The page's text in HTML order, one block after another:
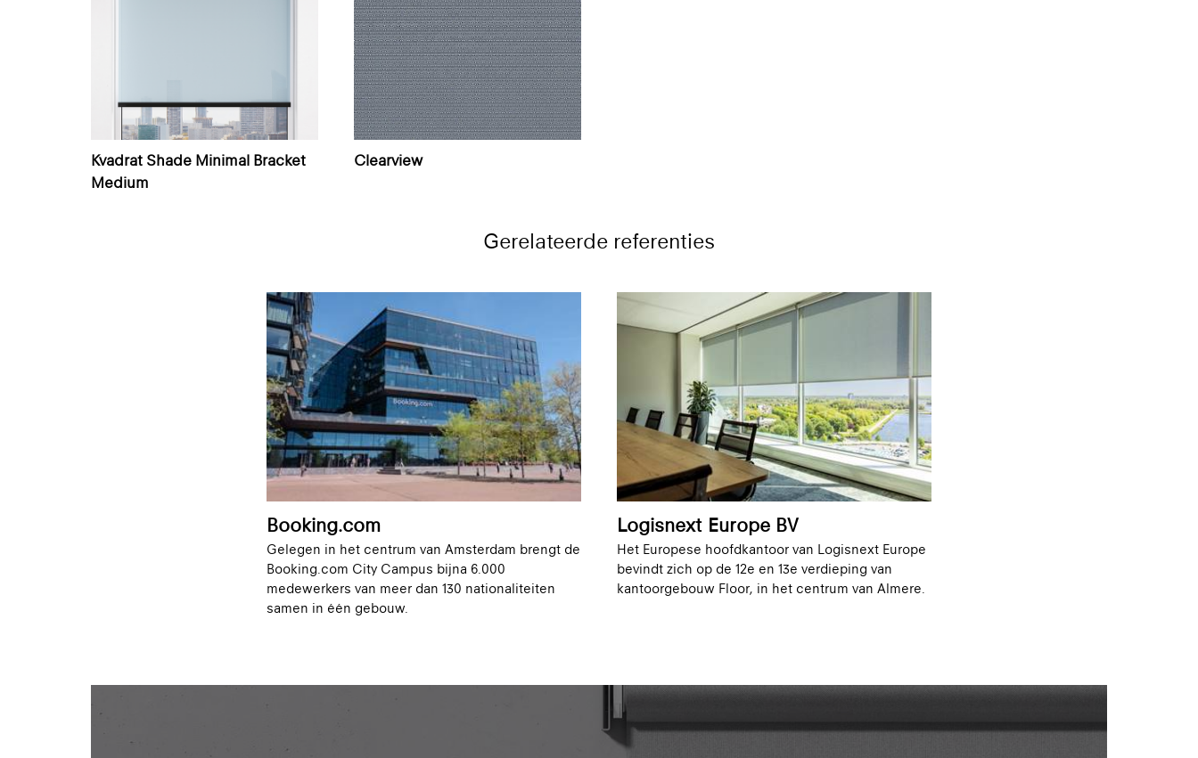
Kvadrat Shade Minimal Bracket
Medium
Clearview
Gerelateerde referenties
Booking.com
Gelegen in het centrum van Amsterdam brengt de
Booking.com City Campus bijna 6.000
medewerkers van meer dan 130 nationaliteiten
samen in één gebouw.
Logisnext Europe BV
Het Europese hoofdkantoor van Logisnext Europe
bevindt zich op de 12e en 13e verdieping van
kantoorgebouw Floor, in het centrum van Almere.